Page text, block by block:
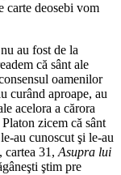
carte deosebi vom
au fost de la
că sânt ale
oamenilor
curând aproape, au
acelora a cărora
zicem că sânt
au cunoscut şi le-au
cartea 31, Asupra lui
ştim pre